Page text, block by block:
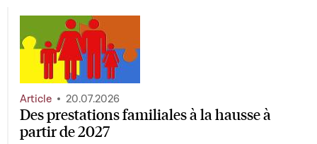
Des prestations familiales à la hausse à
partir de 2027
Article 20.07.2026